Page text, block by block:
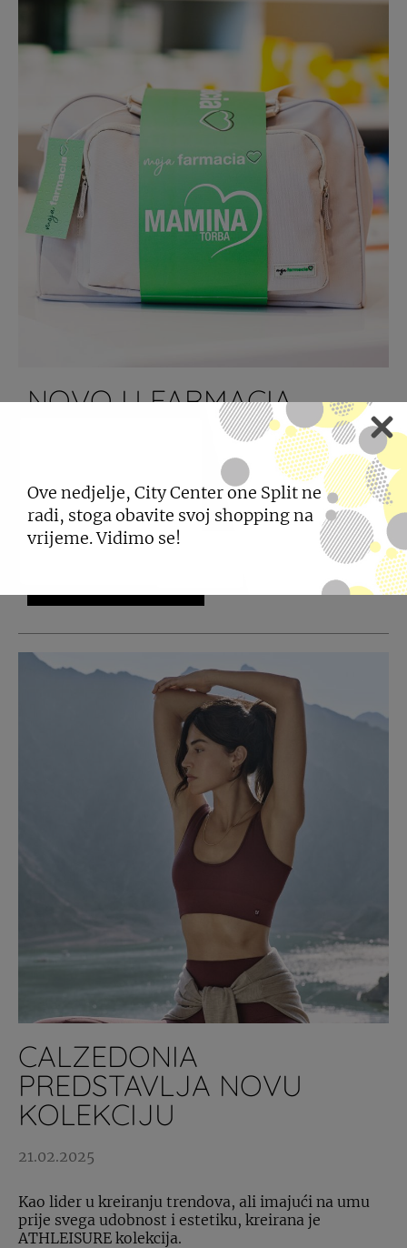
NOVO U FARMACIA
Farmacia mamina torba - sigurnost, podrška i
nježnost za prve dane s bebom.
CALZEDONIA
PREDSTAVLJA NOVU
KOLEKCIJU
21.02.2025
Kao lider u kreiranju trendova, ali imajući na umu
prije svega udobnost i estetiku, kreirana je
ATHLEISURE kolekcija.
Ove nedjelje, City Center one Split ne
radi, stoga obavite svoj shopping na
vrijeme. Vidimo se!